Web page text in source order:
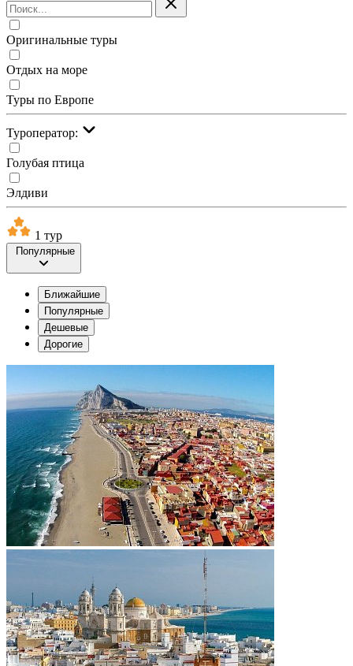
Оригинальные туры
Отдых на море
Туры по Европе
Туроператор:
Голубая птица
Элдиви
1 тур
Популярные
Ближайшие
Популярные
Дешевые
Дорогие